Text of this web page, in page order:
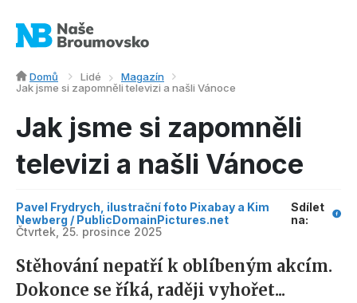
Domů Lidé
Magazín
Jak jsme si zapomněli televizi a našli Vánoce
Jak jsme si zapomněli
televizi a našli Vánoce
Pavel Frydrych, ilustrační foto Pixabay a Kim
Newberg / PublicDomainPictures.net
Čtvrtek, 25. prosince 2025
Sdílet
na:
Stěhování nepatří k oblíbeným akcím.
Dokonce se říká, raději vyhořet...